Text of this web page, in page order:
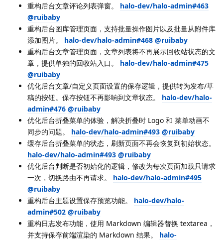
重构后台文章评论列表弹窗。 halo-dev/halo-admin#463
@ruibaby
重构后台图库管理页面，支持批量操作图片以及批量从附件库
添加图片。 halo-dev/halo-admin#468 @ruibaby
重构后台文章管理页面，文章列表将不再展示回收站状态的文
章，提供单独的回收站入口。 halo-dev/halo-admin#475
@ruibaby
优化后台文章/自定义页面设置的保存逻辑，提供转为发布/草
稿的按钮。保存按钮不再影响到文章状态。 halo-dev/halo-
admin#476 @ruibaby
优化后台折叠菜单的体验，解决折叠时 Logo 和 菜单动画不
同步的问题。 halo-dev/halo-admin#493 @ruibaby
缓存后台折叠菜单的状态，刷新页面不再会恢复到初始状态。
halo-dev/halo-admin#493 @ruibaby
优化后台判断是否初始化的逻辑，修改为每次页面加载只请求
一次，切换路由不再请求。 halo-dev/halo-admin#495
@ruibaby
重构后台主题设置保存预览功能。 halo-dev/halo-
admin#502 @ruibaby
重构日志发布功能，使用 Markdown 编辑器替换 textarea，
并支持保存前端渲染的 Markdown 结果。 halo-